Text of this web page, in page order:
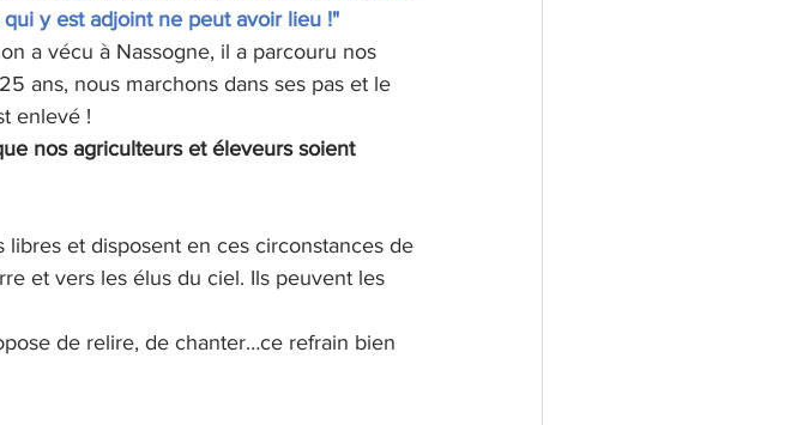
y est adjoint ne peut avoir lieu !"
a vécu à Nassogne, il a parcouru nos
ans, nous marchons dans ses pas et le
enlevé !
nos agriculteurs et éleveurs soient
et disposent en ces circonstances de
et vers les élus du ciel. Ils peuvent les
de relire, de chanter…ce refrain bien